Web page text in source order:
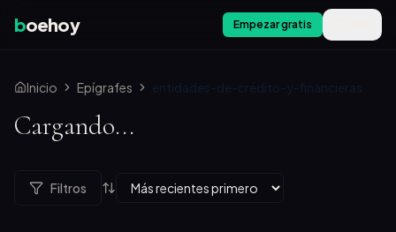
boehoy Empezar gratis
Inicio Epígrafes entidades-de-crédito-y-financieras
Cargando...
Filtros